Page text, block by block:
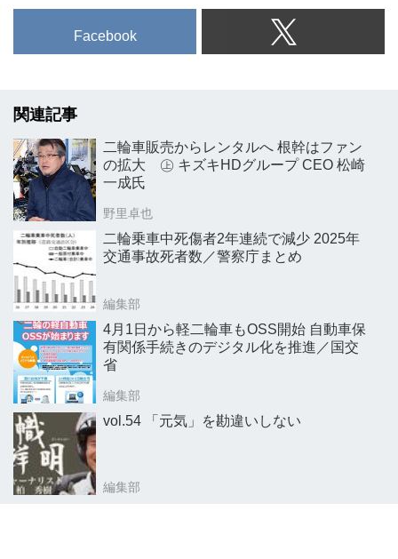
Facebook
関連記事
二輪車販売からレンタルへ 根幹はファン
の拡大 ㊤ キズキHDグループ CEO 松崎
一成氏
野里卓也
二輪乗車中死傷者2年連続で減少 2025年
交通事故死者数／警察庁まとめ
編集部
4月1日から軽二輪車もOSS開始 自動車保
有関係手続きのデジタル化を推進／国交
省
編集部
vol.54 「元気」を勘違いしない
編集部